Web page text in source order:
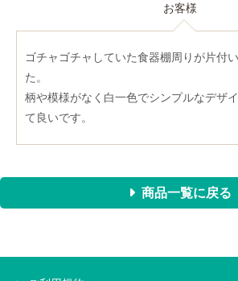
お客様
ゴチャゴチャしていた食器棚周りが片付
た。
柄や模様がなく白一色でシンプルなデザ
て良いです。
商品一覧に戻る